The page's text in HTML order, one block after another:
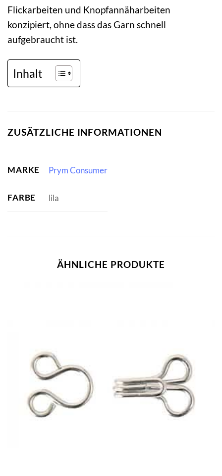
Flickarbeiten und Knopfannäharbeiten
konzipiert, ohne dass das Garn schnell
aufgebraucht ist.
Inhalt
ZUSÄTZLICHE INFORMATIONEN
MARKE Prym Consumer
FARBE lila
ÄHNLICHE PRODUKTE